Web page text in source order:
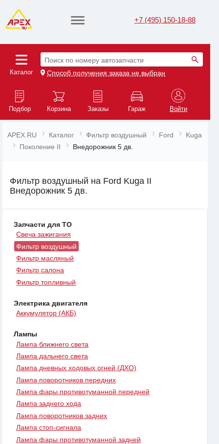
+7 (495) 150-18-88
Каталог
Поиск по номеру автозапчасти
Способ получения заказа не выбран
Подбор Корзина Заказы Гараж Войти
APEX.RU Каталог Фильтр воздушный Ford
Kuga
Поколение II
Внедорожник 5 дв.
Фильтр воздушный на Ford Kuga II
Внедорожник 5 дв.
Запчасти для ТО
Свеча зажигания
Фильтр воздушный
Фильтр масляный
Фильтр салона
Фильтр топливный
Электрика двигателя
Аккумулятор (АКБ)
Лампы
Лампа ближнего света
Лампа дальнего света
Лампа дневных ходовых огней (ДХО)
Лампа поворотников передних
Лампа фары противотуманной передней
Лампа заднего хода
Лампа поворотников задних
Лампа стоп-сигнала
Лампа фары противотуманной задней